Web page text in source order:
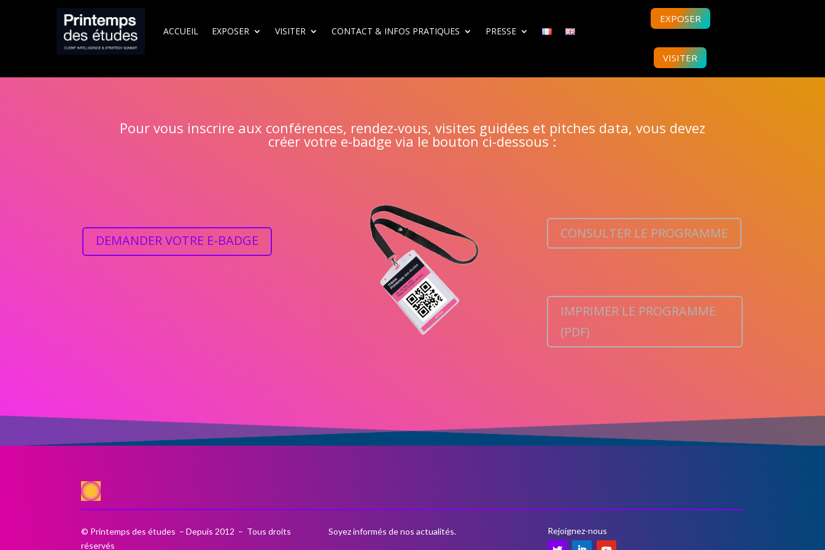
ACCUEIL EXPOSER VISITER CONTACT & INFOS PRATIQUES PRESSE
EXPOSER
VISITER
Pour vous inscrire aux conférences, rendez-vous, visites guidées et pitches data, vous devez
créer votre e-badge via le bouton ci-dessous :
DEMANDER VOTRE E-BADGE CONSULTER LE PROGRAMME
IMPRIMER LE PROGRAMME
(PDF)
© Printemps des études – Depuis 2012 – Tous droits
réservés
Soyez informés de nos actualités. Rejoignez-nous